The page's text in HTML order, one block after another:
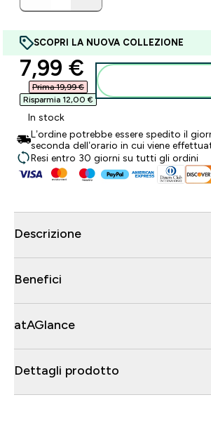
SCOPRI LA NUOVA COLLEZIONE
discounted price
7,99 €‎
Prima 19,99 €‎
Risparmia 12,00 €‎
In stock
L’ordine potrebbe essere spedito il
seconda dell’orario in cui viene
Resi entro 30 giorni su tutti gli ordini
Descrizione
Benefici
atAGlance
Dettagli prodotto